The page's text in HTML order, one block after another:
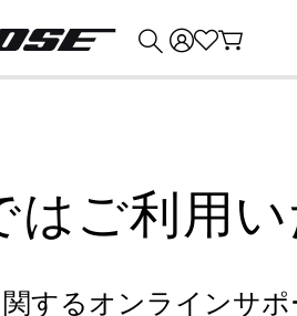
はご利用
するオンラインサポ